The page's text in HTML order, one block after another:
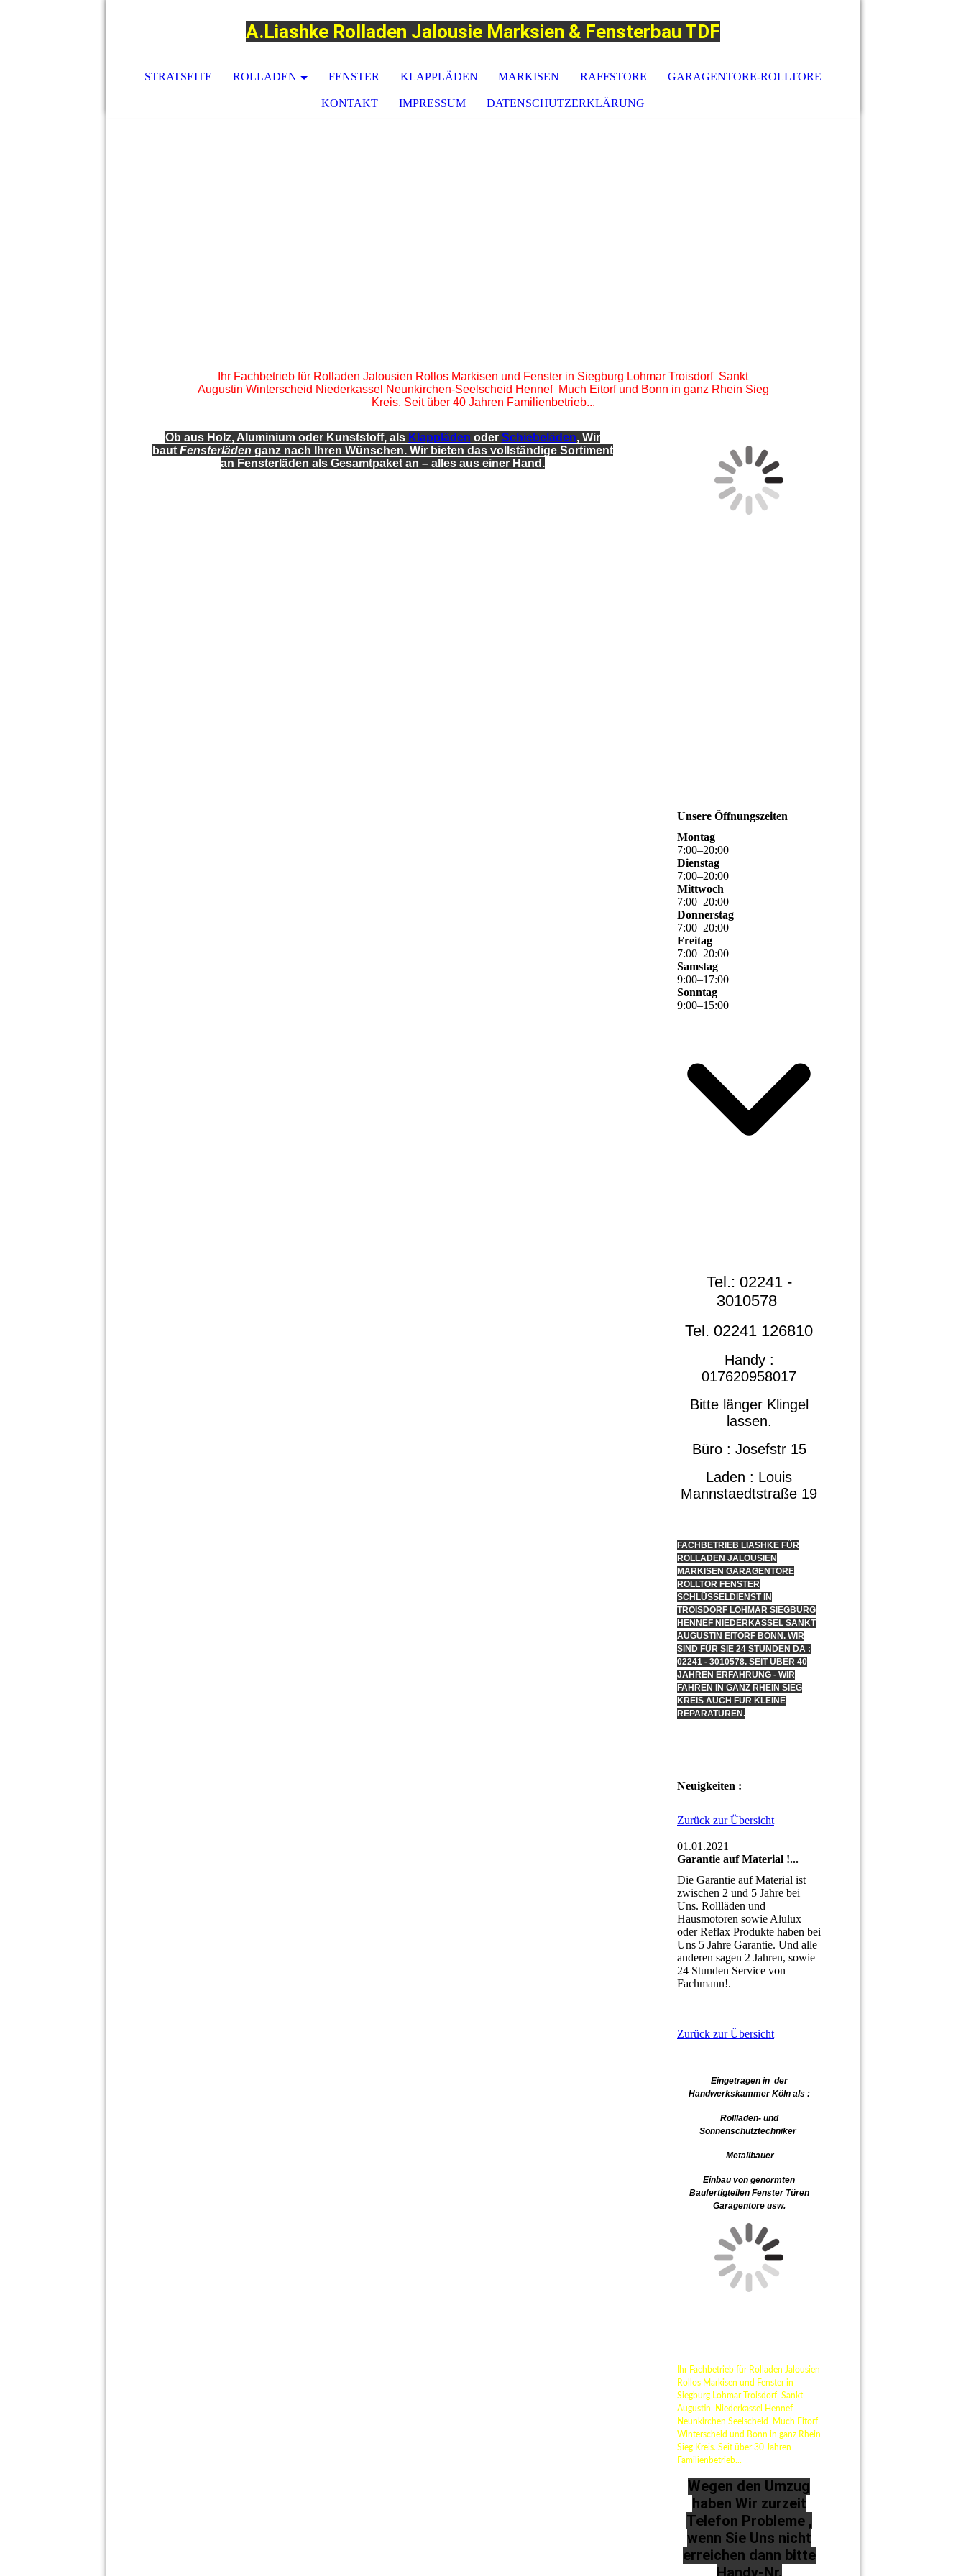
A.Liashke Rolladen Jalousie Marksien & Fensterbau TDF
STRATSEITE ROLLADEN FENSTER KLAPPLÄDEN MARKISEN RAFFSTORE GARAGENTORE-ROLLTORE
KONTAKT IMPRESSUM DATENSCHUTZERKLÄRUNG
Ihr Fachbetrieb für Rolladen Jalousien Rollos Markisen und Fenster in Siegburg Lohmar Troisdorf Sankt
Augustin Winterscheid Niederkassel Neunkirchen-Seelscheid Hennef Much Eitorf und Bonn in ganz Rhein Sieg
Kreis. Seit über 40 Jahren Familienbetrieb...
Ob aus Holz, Aluminium oder Kunststoff, als Klappläden oder Schiebeläden, Wir
baut Fensterläden ganz nach Ihren Wünschen. Wir bieten das vollständige Sortiment
an Fensterläden als Gesamtpaket an – alles aus einer Hand.
Unsere Öffnungszeiten
Montag
7:00–20:00
Dienstag
7:00–20:00
Mittwoch
7:00–20:00
Donnerstag
7:00–20:00
Freitag
7:00–20:00
Samstag
9:00–17:00
Sonntag
9:00–15:00
Tel.: 02241 -
3010578
Tel. 02241 126810
Handy :
017620958017
Bitte länger Klingel
lassen.
Büro : Josefstr 15
Laden : Louis
Mannstaedtstraße 19
FACHBETRIEB LIASHKE FÜR
ROLLADEN JALOUSIEN
MARKISEN GARAGENTORE
ROLLTOR FENSTER
SCHLÜSSELDIENST IN
TROISDORF LOHMAR SIEGBURG
HENNEF NIEDERKASSEL SANKT
AUGUSTIN EITORF BONN. WIR
SIND FÜR SIE 24 STUNDEN DA :
02241 - 3010578. SEIT ÜBER 40
JAHREN ERFAHRUNG - WIR
FAHREN IN GANZ RHEIN SIEG
KREIS AUCH FÜR KLEINE
REPARATUREN.
Neuigkeiten :
Zurück zur Übersicht
01.01.2021
Garantie auf Material !...
Die Garantie auf Material ist
zwischen 2 und 5 Jahre bei
Uns. Rollläden und
Hausmotoren sowie Alulux
oder Reflax Produkte haben bei
Uns 5 Jahre Garantie. Und alle
anderen sagen 2 Jahren, sowie
24 Stunden Service von
Fachmann!.
Zurück zur Übersicht
Eingetragen in der
Handwerkskammer Köln als :
Rollladen- und
Sonnenschutztechniker
Metallbauer
Einbau von genormten
Baufertigteilen Fenster Türen
Garagentore usw.
Ihr Fachbetrieb für Rolladen Jalousien
Rollos Markisen und Fenster in
Siegburg Lohmar Troisdorf Sankt
Augustin Niederkassel Hennef
Neunkirchen Seelscheid Much Eitorf
Winterscheid und Bonn in ganz Rhein
Sieg Kreis. Seit über 30 Jahren
Familienbetrieb...
Wegen den Umzug
haben Wir zurzeit
Telefon Probleme ,
wenn Sie Uns nicht
erreichen dann bitte
Handy-Nr.